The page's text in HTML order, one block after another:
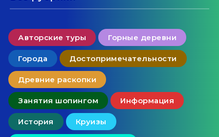
Авторские туры Горные деревни
Города Достопримечательности
Древние раскопки
Занятия шопингом Информация
История Круизы